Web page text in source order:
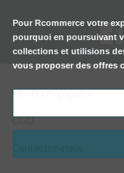
Mentions Légales
CGU
Pour Rcommerce votre
pourquoi en poursuivant
collections et utilisions
vous proposer des offres